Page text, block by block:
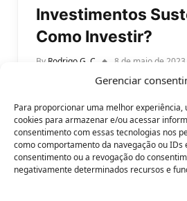
Gerenciar
Para proporcionar uma melhor experiência,
cookies para armazenar e/ou acessar
consentimento com essas tecnologias nos
como comportamento da navegação ou IDs
consentimento ou a revogação do
negativamente determinados recursos e
Investimentos
Como Investir?
By Rodrigo G. C 8 de maio de 2023
Investimentos Sustentáveis:
Ajudar o Planeta? Os
tornaram uma opção cada vez